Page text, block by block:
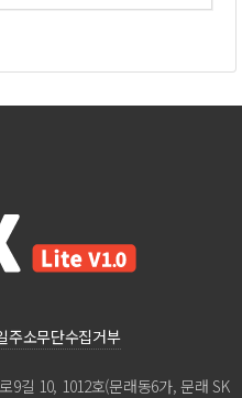
주소무단수집거부
9길10,1012호(문래동6가,문래SK